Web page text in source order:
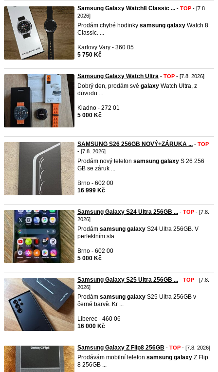
Samsung Galaxy Watch8 Classic ... - TOP - [7.8.
2026]
Prodám chytré hodinky samsung galaxy Watch 8
Classic. ...
Karlovy Vary - 360 05
5 750 Kč
Samsung Galaxy Watch Ultra - TOP - [7.8. 2026]
Dobrý den, prodám své galaxy Watch Ultra, z
důvodu ...
Kladno - 272 01
5 000 Kč
SAMSUNG S26 256GB NOVÝ+ZÁRUKA ... - TOP
- [7.8. 2026]
Prodám nový telefon samsung galaxy S 26 256
GB se záruk ...
Brno - 602 00
16 999 Kč
Samsung Galaxy S24 Ultra 256GB ... - TOP - [7.8.
2026]
Prodám samsung galaxy S24 Ultra 256GB. V
perfektním sta ...
Brno - 602 00
5 000 Kč
Samsung Galaxy S25 Ultra 256GB ... - TOP - [7.8.
2026]
Prodám samsung galaxy S25 Ultra 256GB v
černé barvě. Kr ...
Liberec - 460 06
16 000 Kč
Samsung Galaxy Z Flip8 256GB - TOP - [7.8. 2026]
Prodávám mobilní telefon samsung galaxy Z Flip
8 256GB ...